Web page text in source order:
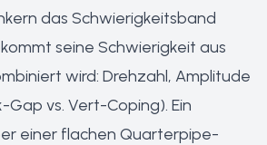
das Schwierigkeitsband
seine Schwierigkeit aus
wird: Drehzahl, Amplitude
Gap vs. Vert-Coping). Ein
einer flachen Quarterpipe-